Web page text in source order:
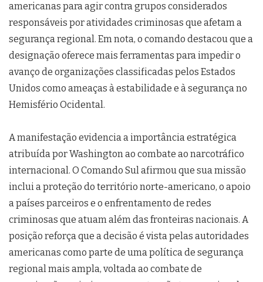
americanas para agir contra grupos considerados
responsáveis por atividades criminosas que afetam a
segurança regional. Em nota, o comando destacou que a
designação oferece mais ferramentas para impedir o
avanço de organizações classificadas pelos Estados
Unidos como ameaças à estabilidade e à segurança no
Hemisfério Ocidental.
A manifestação evidencia a importância estratégica
atribuída por Washington ao combate ao narcotráfico
internacional. O Comando Sul afirmou que sua missão
inclui a proteção do território norte-americano, o apoio
a países parceiros e o enfrentamento de redes
criminosas que atuam além das fronteiras nacionais. A
posição reforça que a decisão é vista pelas autoridades
americanas como parte de uma política de segurança
regional mais ampla, voltada ao combate de